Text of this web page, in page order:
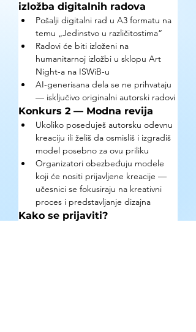
izložba digitalnih radova
Pošalji digitalni rad u A3 formatu na
temu „Jedinstvo u različitostima“
Radovi će biti izloženi na
humanitarnoj izložbi u sklopu Art
Night-a na ISWiB-u
AI-generisana dela se ne prihvataju
— isključivo originalni autorski radovi
Konkurs 2 — Modna revija
Ukoliko poseduješ autorsku odevnu
kreaciju ili želiš da osmisliš i izgradiš
model posebno za ovu priliku
Organizatori obezbeđuju modele
koji će nositi prijavljene kreacije —
učesnici se fokusiraju na kreativni
proces i predstavljanje dizajna
Kako se prijaviti?